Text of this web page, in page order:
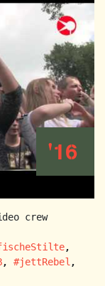
'16
crew
,
, #jettRebel ,